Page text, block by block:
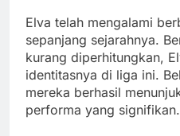
Elva telah mengalami
sepanjang sejarahnya.
kurang diperhitungkan,
identitasnya di liga ini.
mereka berhasil
performa yang signifikan.